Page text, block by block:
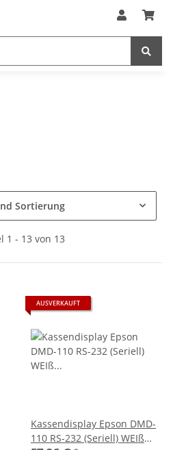
Sortierung
1 - 13 von 13
AUSVERKAUFT
Kassendisplay Epson DMD-
110 RS-232 (Seriell) WEIß